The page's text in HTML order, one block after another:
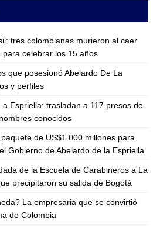
tres colombianas murieron al caer
celebrar los 15 años
que posesionó Abelardo De La
y perfiles
Espriella: trasladan a 117 presos de
conocidos
de US$1.000 millones para
Gobierno de Abelardo de la Espriella
de la Escuela de Carabineros a La
precipitaron su salida de Bogotá
La empresaria que se convirtió
de Colombia